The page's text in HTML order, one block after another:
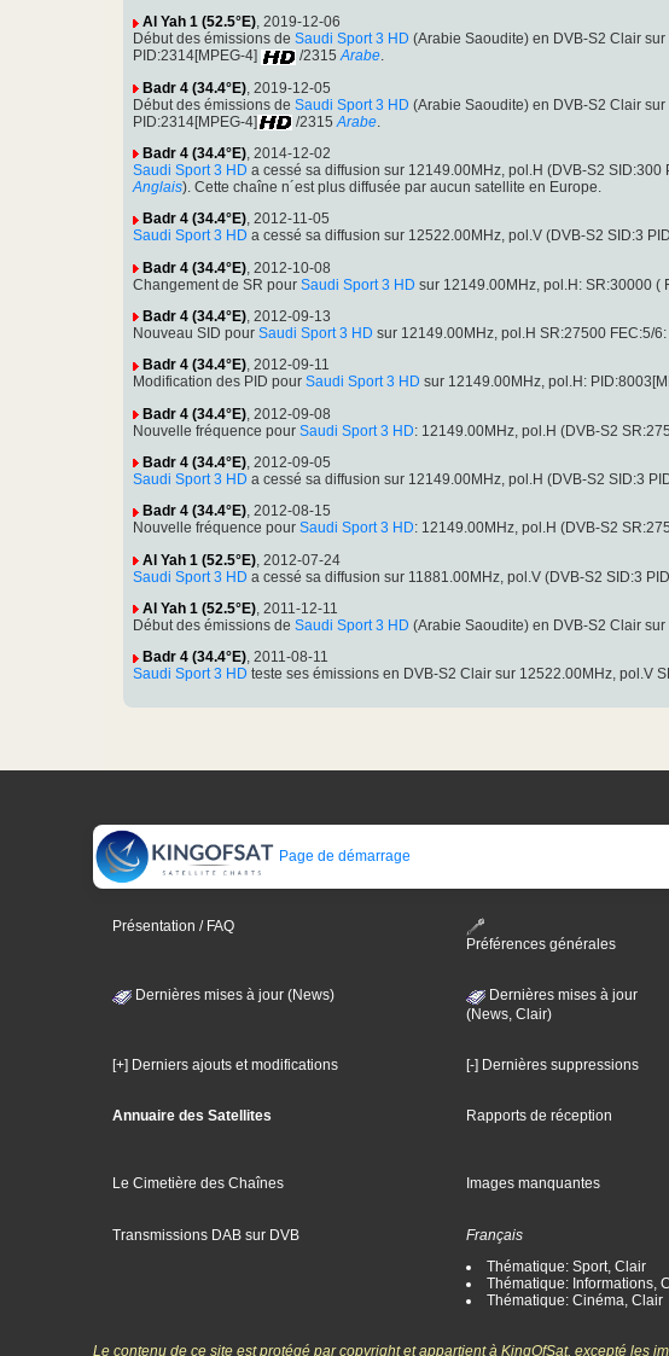
Al Yah 1 (52.5°E), 2019-12-06
Début des émissions de Saudi Sport 3 HD (Arabie Saoudite) en DVB-S2 Clair
PID:2314[MPEG-4]
/2315 Arabe.
Badr 4 (34.4°E) , 2019-12-05
Début des émissions de Saudi Sport 3 HD (Arabie Saoudite) en DVB-S2 Clair
PID:2314[MPEG-4]
/2315 Arabe
Badr 4 (34.4°E), 2014-12-02
Saudi Sport 3 HD a cessé sa diffusion sur 12149.00MHz, pol.H (DVB-S2 SID:300
Anglais). Cette chaîne n´est plus diffusée par aucun satellite en Europe.
Badr 4 (34.4°E), 2012-11-05
Saudi Sport 3 HD a cessé sa diffusion sur 12522.00MHz, pol.V (DVB-S2 SID:3
Badr 4 (34.4°E) , 2012-10-08
Changement de SR pour Saudi Sport 3 HD sur 12149.00MHz, pol.H: SR:30000 (
Badr 4 (34.4°E), 2012-09-13
Nouveau SID pour Saudi Sport 3 HD sur 12149.00MHz, pol.H SR:27500 FEC:5/
Badr 4 (34.4°E), 2012-09-11
Modification des PID pour Saudi Sport 3 HD sur 12149.00MHz, pol.H:
Badr 4 (34.4°E) , 2012-09-08
Nouvelle fréquence pour Saudi Sport 3 HD: 12149.00MHz, pol.H (DVB-S2
Badr 4 (34.4°E), 2012-09-05
Saudi Sport 3 HD a cessé sa diffusion sur 12149.00MHz, pol.H (DVB-S2 SID:3
Badr 4 (34.4°E), 2012-08-15
Nouvelle fréquence pour Saudi Sport 3 HD: 12149.00MHz, pol.H (DVB-S2
Al Yah 1 (52.5°E) , 2012-07-24
Saudi Sport 3 HD a cessé sa diffusion sur 11881.00MHz, pol.V (DVB-S2 SID:3
Al Yah 1 (52.5°E), 2011-12-11
Début des émissions de Saudi Sport 3 HD (Arabie Saoudite) en DVB-S2 Clair
Badr 4 (34.4°E), 2011-08-11
Saudi Sport 3 HD teste ses émissions en DVB-S2 Clair sur 12522.00MHz, pol.V
Page de démarrage
Présentation / FAQ
Préférences générales
Dernières mises à jour (News)
Dernières mises à jour
(News, Clair)
[+] Derniers ajouts et modifications [-] Dernières suppressions
Annuaire des Satellites Rapports de réception
Le Cimetière des Chaînes Images manquantes
Transmissions DAB sur DVB
Français
Thématique: Sport, Clair
Thématique: Informations,
Thématique: Cinéma, Clair
Le contenu de ce site est protégé par copyright et appartient à KingOfSat, excepté les